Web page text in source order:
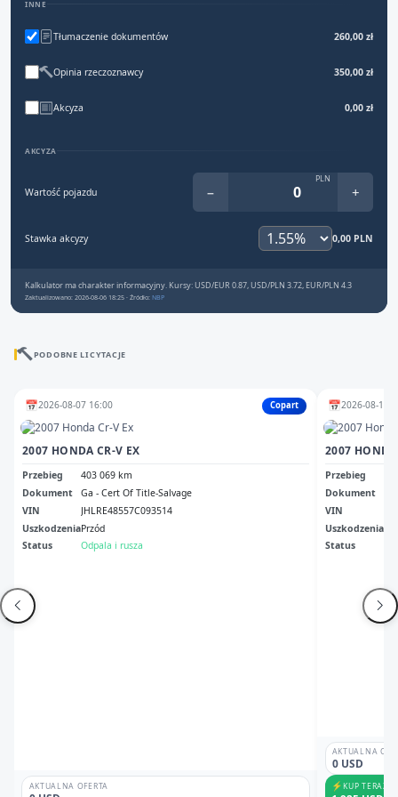
INNE
Tłumaczenie dokumentów 260,00 zł
Opinia rzeczoznawcy 350,00 zł
Akcyza 0,00 zł
AKCYZA
Wartość pojazdu −
PLN
+
Stawka akcyzy 0,00 PLN
Kalkulator ma charakter informacyjny. Kursy: USD/EUR 0.87, USD/PLN 3.72, EUR/PLN 4.3
Zaktualizowano: 2026-08-06 18:25 · Źródło: NBP
PODOBNE LICYTACJE
📅2026-08-07 16:00 Copart
2007 HONDA CR-V EX
Przebieg
403 069 km
Dokument
Ga - Cert Of Title-Salvage
VIN
JHLRE48557C093514
UszkodzeniaPrzód
Status
Odpala i rusza
AKTUALNA OFERTA
📅2026-08-12
2007 HONDA
Przebieg
Dokument
VIN
Uszkodzenia
Status
AKTUALNA
0 USD
⚡KUP TERAZ